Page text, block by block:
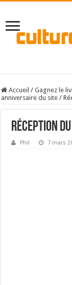
Accueil / Gagnez le
anniversaire du site /
Réception
Phil 7 mars